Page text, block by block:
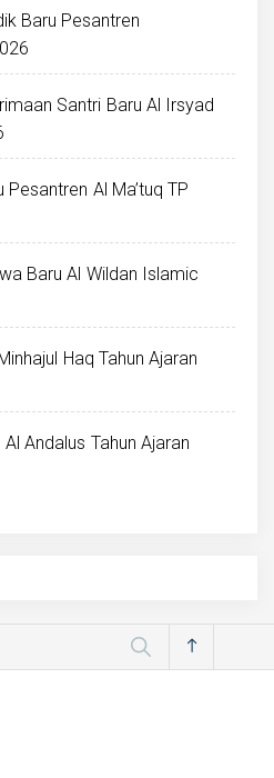
Baru Pesantren
Santri Baru Al Irsyad
Al Ma’tuq TP
Baru Al Wildan Islamic
Haq Tahun Ajaran
Andalus Tahun Ajaran